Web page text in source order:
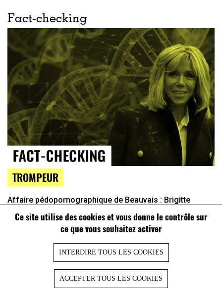
Ce site utilise des cookies et vous donne le contrôle sur
ce que vous souhaitez activer
INTERDIRE TOUS LES COOKIES
ACCEPTER TOUS LES COOKIES
Fact-checking
TROMPEUR
Affaire pédopornographique de Beauvais : Brigitte
flou